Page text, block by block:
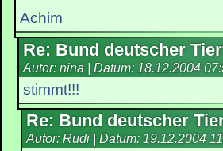
Achim
Re: Bund deutscher
Autor: nina | Datum: 18.12.2004
stimmt!!!
Re: Bund deutscher
Autor: Rudi | Datum: 19.12.2004